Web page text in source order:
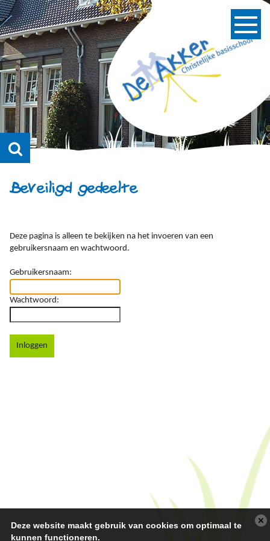
Beveiligd gedeelte
Deze pagina is alleen te bekijken na het invoeren van een
gebruikersnaam en wachtwoord.
Gebruikersnaam:
Wachtwoord:
Inloggen
Deze website maakt gebruik van cookies om optimaal te
kunnen functioneren.